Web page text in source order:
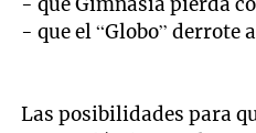
- que el “Globo” derrote
Las posibilidades para